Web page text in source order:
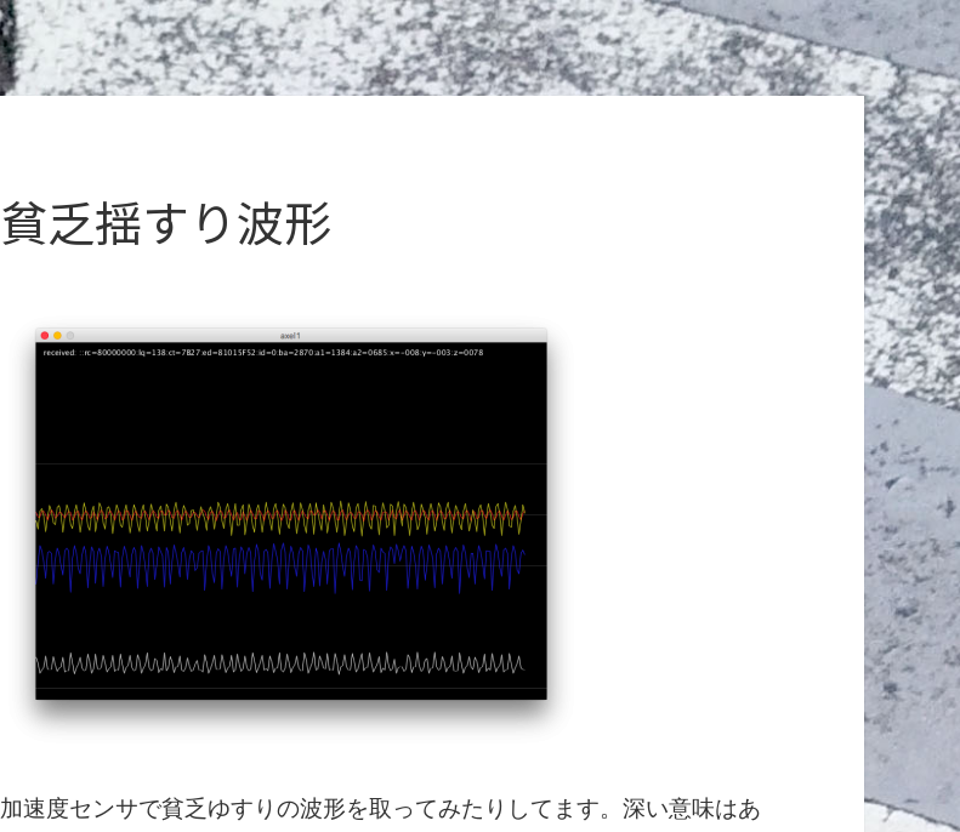
貧乏揺すり波形
加速度センサで貧乏ゆすりの波形を取ってみたりしてます。深い意味はあ